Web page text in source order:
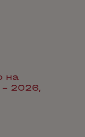
на
2026,